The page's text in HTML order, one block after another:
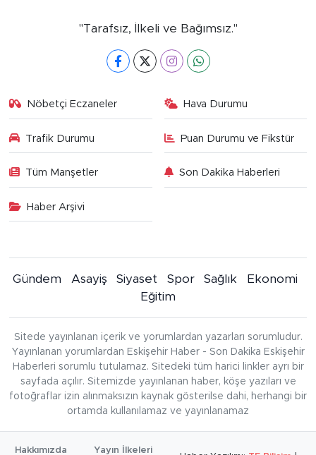
"Tarafsız, İlkeli ve Bağımsız."
Nöbetçi Eczaneler Hava Durumu
Trafik Durumu Puan Durumu ve Fikstür
Tüm Manşetler Son Dakika Haberleri
Haber Arşivi
Gündem Asayiş Siyaset Spor Sağlık
Ekonomi
Eğitim
Sitede yayınlanan içerik ve yorumlardan yazarları sorumludur.
Yayınlanan yorumlardan Eskişehir Haber - Son Dakika Eskişehir
Haberleri sorumlu tutulamaz. Sitedeki tüm harici linkler ayrı bir
sayfada açılır. Sitemizde yayınlanan haber, köşe yazıları ve
fotoğraflar izin alınmaksızın kaynak gösterilse dahi, herhangi bir
ortamda kullanılamaz ve yayınlanamaz
Hakkımızda Yayın İlkeleri